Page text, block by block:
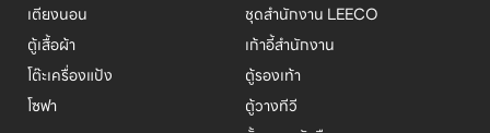
เตียงนอน
ตู้เสื้อผ้า
โต๊ะเครื่องแป้ง
โซฟา
ชุดสำนักงาน LEECO
เก้าอี้สำนักงาน
ตู้รองเท้า
ตู้วางทีวี